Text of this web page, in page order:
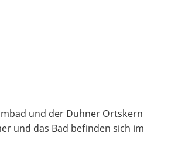
und der Duhner Ortskern
und das Bad befinden sich im